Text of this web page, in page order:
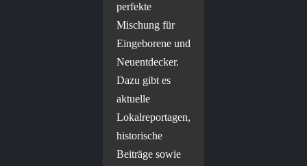
perfekte
Mischung für
Eingeborene und
Neuentdecker.
Dazu gibt es
aktuelle
Lokalreportagen,
historische
Beiträge sowie